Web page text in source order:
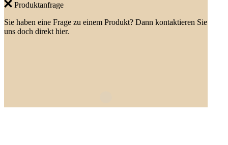
Produktanfrage
Sie haben eine Frage zu einem Produkt? Dann kontaktieren Sie
uns doch direkt hier.